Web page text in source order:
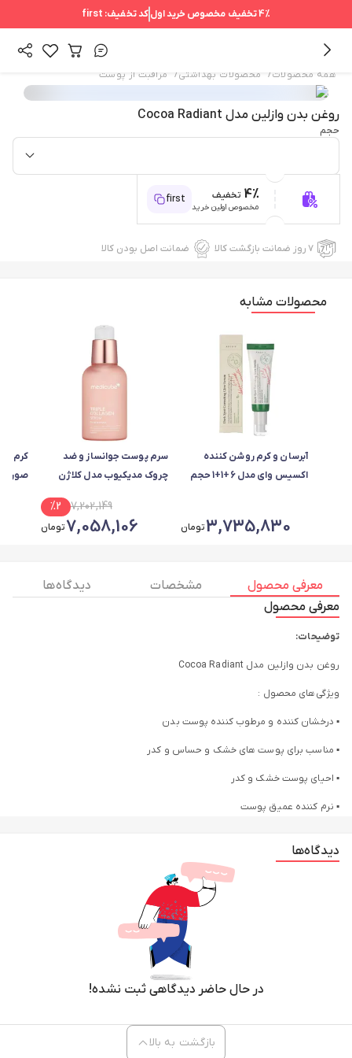
4%تخفیف مخصوص خرید اولکد تخفیف: first
همه محصولات/ محصولات بهداشتی/ مراقبت از پوست
روغن بدن وازلین مدل Cocoa Radiant
حجم
4% تخفیف
مخصوص اولین خرید
first
۷ روز ضمانت بازگشت کالا ضمانت اصل بودن کالا
محصولات مشابه
آبرسان و کرم روشن کننده
اکسیس وای مدل 6+1+1 حجم
3,735,830تومان
سرم‌ پوست جوانساز و ضد
چروک مدیکیوب مدل کلاژن
7,202,149
%2
7,058,106تومان
کرم
معرفی محصول مشخصات
دیدگاه ها
معرفی محصول
توضیحات:
روغن بدن وازلین مدل Cocoa Radiant
ویژگی‌های محصول :
▪️ درخشان کننده و مرطوب کننده پوست بدن
▪️ مناسب برای پوست های خشک و حساس و کدر
▪️ احیای پوست خشک و کدر
▪️ نرم کننده عمیق پوست
▪️ ضد التهاب مناسب پوست های حساس
▪️ حاوی عصاره کره کاکائو خالص
بهترین برای: پوست خشک، پوست کدر با کره کاکائو خالص و روغن های بازسازی
کننده بدن برای داشتن پوستی سالم و درخشان. مرطوب کننده بدن با حفظ
رطوبت به احیای پوست خشک و کدر کمک می کند. پوست های خشک را برای
برای مرطوب کردن پوست خشک و ایجاد درخشش طبیعی روغن بدن حاوی ریز
قطرات ژله وازلین برای حفظ رطوبت است ساخت ایالات متحده آمریکا روغن ژل
دیدگاه‌ها
در حال حاضر دیدگاهی ثبت نشده!
بازگشت به بالا